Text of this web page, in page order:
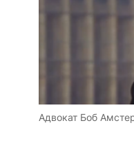
Адвокат Боб